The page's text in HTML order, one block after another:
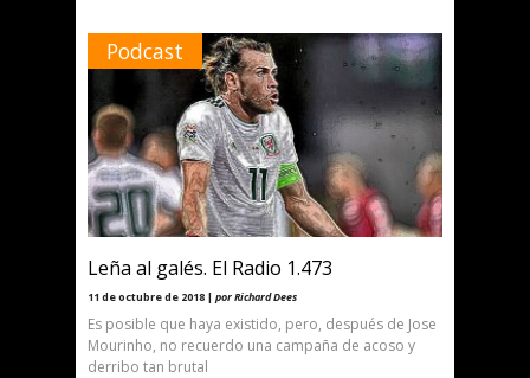
Podcast
Leña al galés. El Radio 1.473
11 de octubre de 2018 | por Richard Dees
Es posible que haya existido, pero, después de Jose
Mourinho, no recuerdo una campaña de acoso y
derribo tan brutal